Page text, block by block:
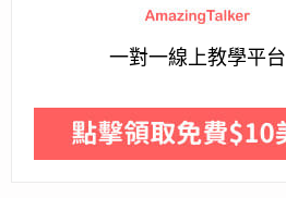
一對一線上教學平台